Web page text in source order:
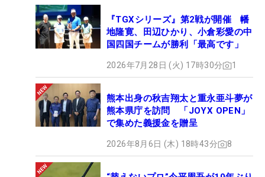
『TGXシリーズ』第2戦が開催 幡
地隆寛、田辺ひかり、小倉彩愛の中
国四国チームが勝利「最高です」
2026年7月28日 (火) 17時30分 1
熊本出身の秋吉翔太と重永亜斗夢が
熊本県庁を訪問 「JOYX OPEN」
で集めた義援金を贈呈
2026年8月6日 (木) 18時43分 8